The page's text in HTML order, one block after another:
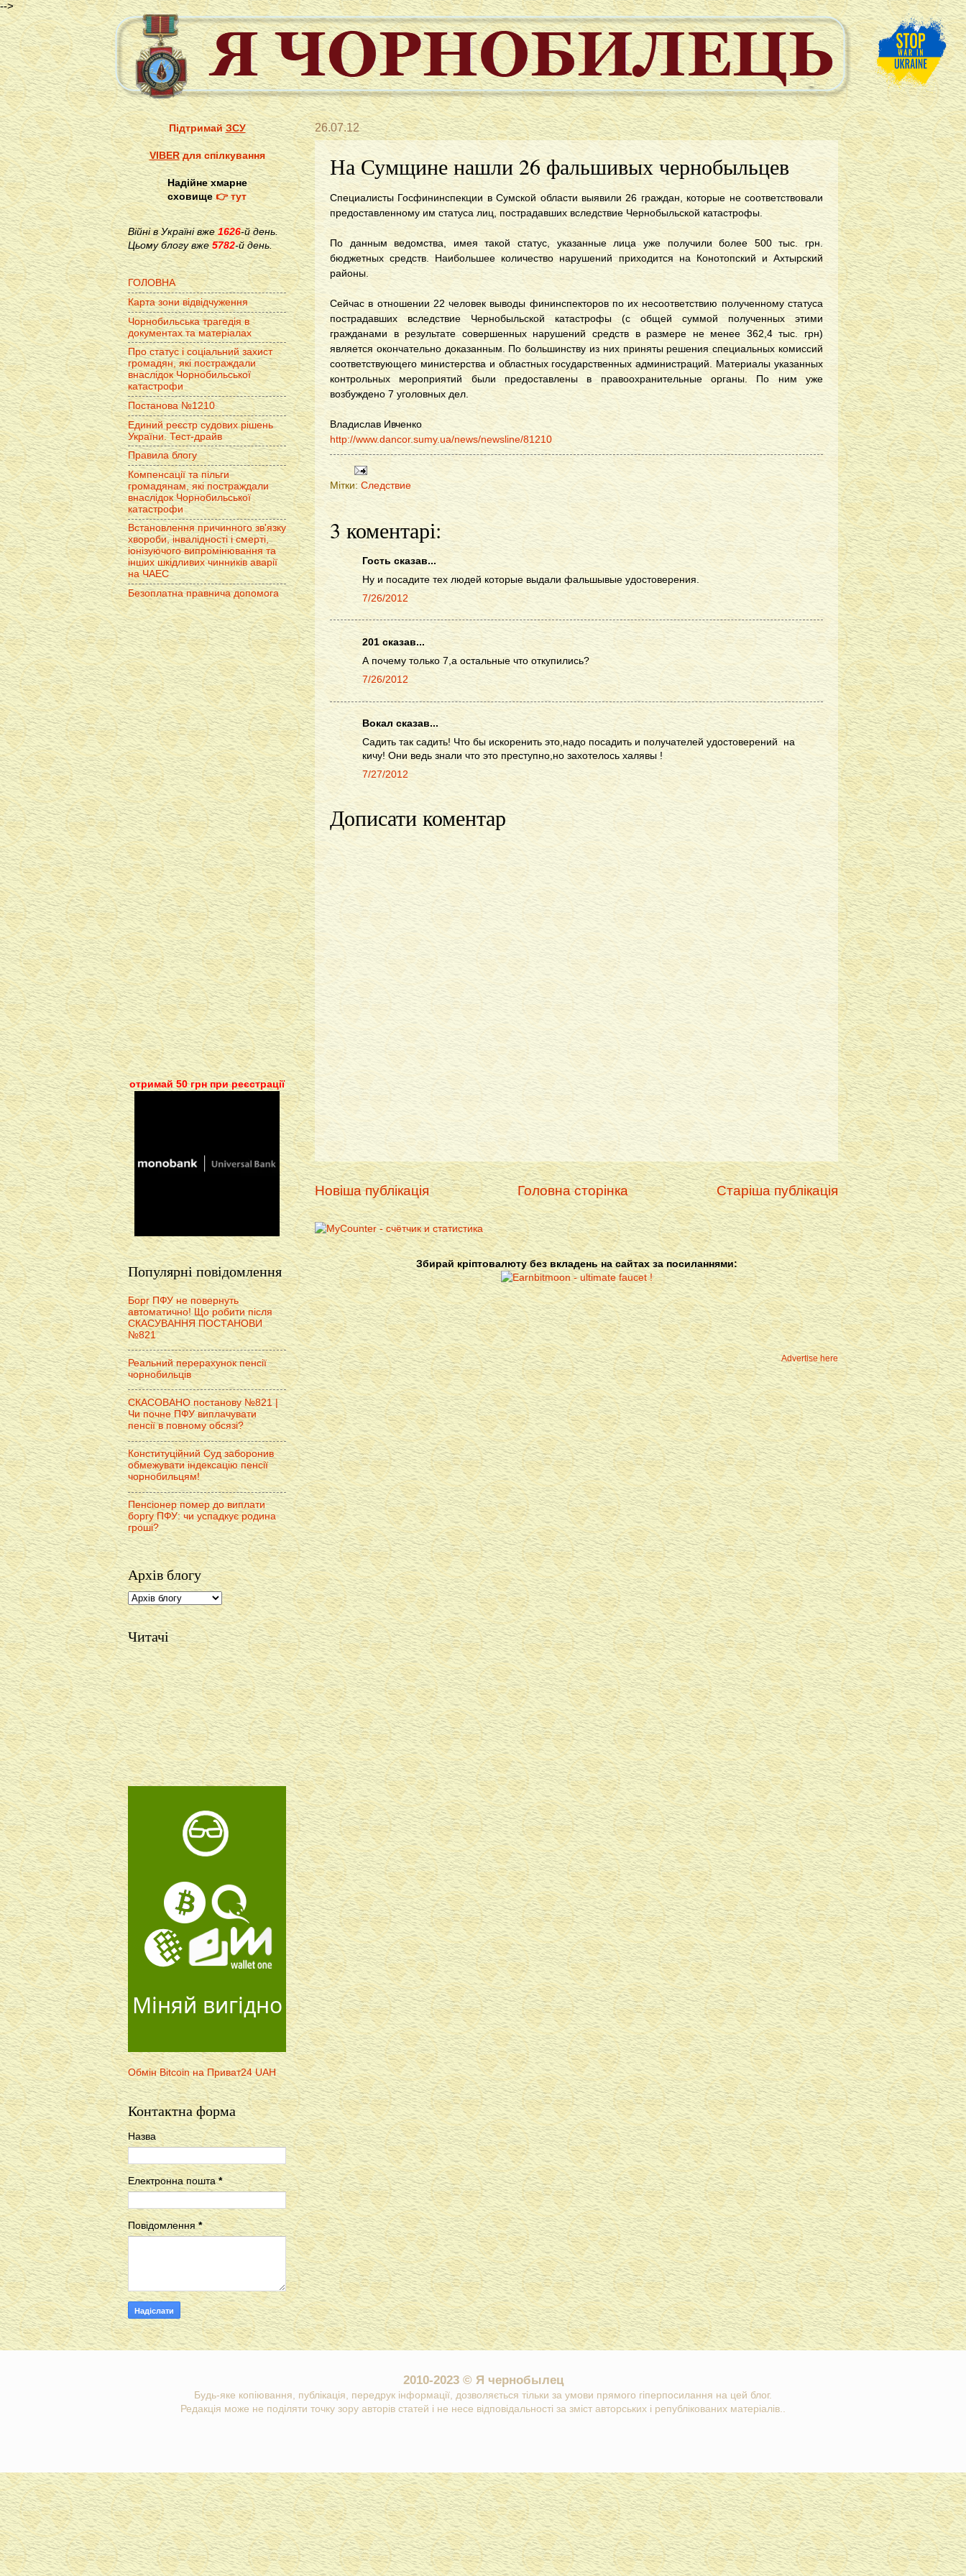
-->
26.07.12
На Сумщине нашли 26 фальшивых чернобыльцев
Специалисты Госфининспекции в Сумской области выявили 26 граждан, которые не соответствовали
предоставленному им статуса лиц, пострадавших вследствие Чернобыльской катастрофы.
По данным ведомства, имея такой статус, указанные лица уже получили более 500 тыс. грн.
бюджетных средств. Наибольшее количество нарушений приходится на Конотопский и Ахтырский
районы.
Сейчас в отношении 22 человек выводы фининспекторов по их несоответствию полученному статуса
пострадавших вследствие Чернобыльской катастрофы (с общей суммой полученных этими
гражданами в результате совершенных нарушений средств в размере не менее 362,4 тыс. грн)
является окончательно доказанным. По большинству из них приняты решения специальных комиссий
соответствующего министерства и областных государственных администраций. Материалы указанных
контрольных мероприятий были предоставлены в правоохранительные органы. По ним уже
возбуждено 7 уголовных дел.
Владислав Ивченко
http://www.dancor.sumy.ua/news/newsline/81210
Мітки: Следствие
3 коментарі:
Гость сказав...
Ну и посадите тех людей которые выдали фальшывые удостоверения.
7/26/2012
201 сказав...
А почему только 7,а остальные что откупились?
7/26/2012
Вокал сказав...
Садить так садить! Что бы искоренить это,надо посадить и получателей удостоверений на
кичу! Они ведь знали что это преступно,но захотелось халявы !
7/27/2012
Дописати коментар
Новіша публікація Старіша публікація
Головна сторінка
Збирай кріптовалюту без вкладень на сайтах за посиланнями:
Advertise here
ПідтримайЗСУ
VIBERдля спілкування
Надійне хмарне
сховище👉 тут
Війні в Україні вже1626-й день.
Цьому блогу вже 5782-й день.
ГОЛОВНА
Карта зони відвідчуження
Чорнобильська трагедія в
документах та матеріалах
Про статус і соціальний захист
громадян, які постраждали
внаслідок Чорнобильської
катастрофи
Постанова №1210
Единий реєстр судових рішень
України. Тест-драйв
Правила блогу
Компенсації та пільги
громадянам, які постраждали
внаслідок Чорнобильської
катастрофи
Встановлення причинного зв'язку
хвороби, інвалідності і смерті,
іонізуючого випромінювання та
інших шкідливих чинників аварії
на ЧАЕС
Безоплатна правнича допомога
отримай 50 грн при реєстрації
Популярні повідомлення
Борг ПФУ не повернуть
автоматично! Що робити після
СКАСУВАННЯ ПОСТАНОВИ
№821
Реальний перерахунок пенсії
чорнобильців
СКАСОВАНО постанову №821 |
Чи почне ПФУ виплачувати
пенсії в повному обсязі?
Конституційний Суд заборонив
обмежувати індексацію пенсії
чорнобильцям!
Пенсіонер помер до виплати
боргу ПФУ: чи успадкує родина
гроші?
Архів блогу
Читачі
Міняй вигідно
Обмін Bitcoin на Приват24 UAH
Контактна форма
Назва
Електронна пошта*
Повідомлення*
2010-2023 © Я чернобылец
Будь-яке копіювання, публікація, передрук інформації, дозволяється тільки за умови прямого гіперпосилання на цей блог.
Редакція може не поділяти точку зору авторів статей і не несе відповідальності за зміст авторських і републікованих матеріалів..